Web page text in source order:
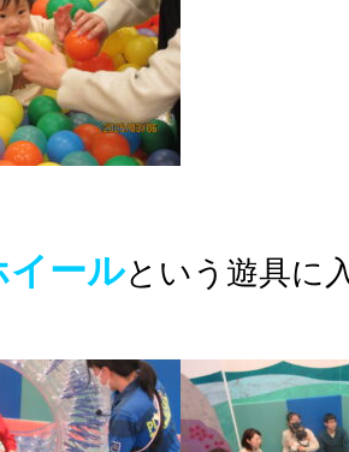
イールという遊具に